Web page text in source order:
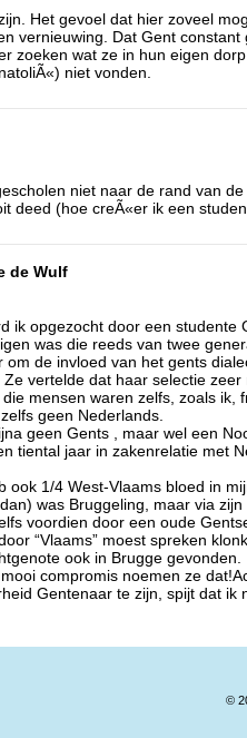
Het gevoel dat hier zoveel
vernieuwing. Dat Gent constant
zoeken wat ze in hun eigen
niet vonden.
niet naar de rand van
deed (hoe creÃ«er ik een
de Wulf
ik opgezocht door een studente
was die reeds van twee
de invloed van het gents
vertelde dat haar selectie zeer
mensen waren zelfs, zoals ik,
geen Nederlands.
geen Gents , maar wel een
tiental jaar in zakenrelatie met
ook 1/4 West-Vlaams bloed in
was Bruggeling, maar via
voordien door een oude
“Vlaams” moest spreken
ook in Brugge gevonden.
compromis noemen ze
Gentenaar te zijn, spijt dat ik
©